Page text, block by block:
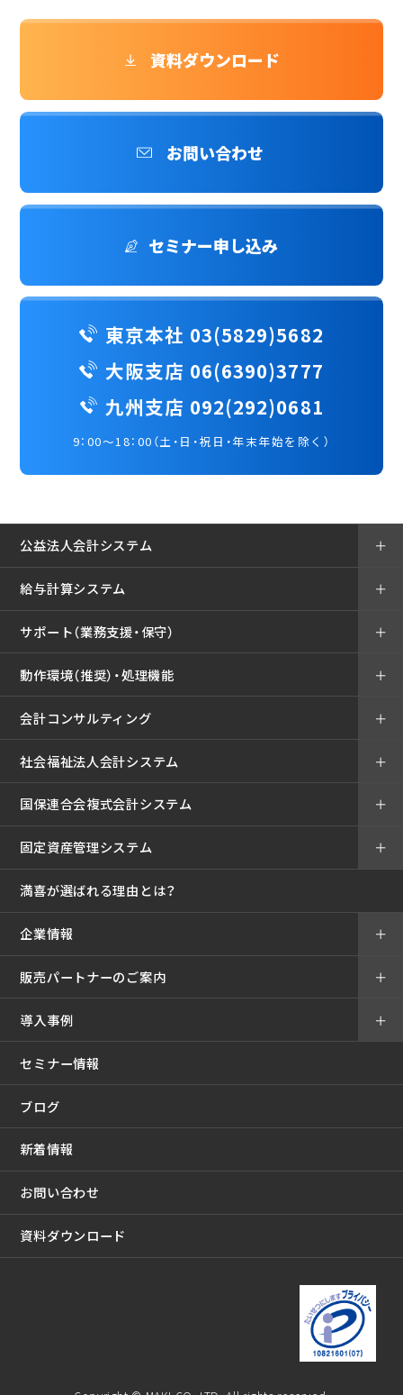
資料ダウンロード
お問い合わせ
セミナー申し込み
東京本社 03(5829)5682
大阪支店 06(6390)3777
九州支店 092(292)0681
9：00～18：00（土・日・祝日・年末年始を除く）
公益法人会計システム ＋
給与計算システム ＋
サポート（業務支援・保守） ＋
動作環境（推奨）・処理機能 ＋
会計コンサルティング ＋
社会福祉法人会計システム ＋
国保連合会複式会計システム ＋
固定資産管理システム ＋
満喜が選ばれる理由とは？
企業情報 ＋
販売パートナーのご案内 ＋
導入事例
セミナー情報
＋
ブログ
新着情報
お問い合わせ
資料ダウンロード